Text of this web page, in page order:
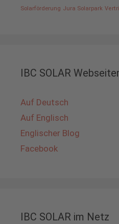
Solarförderung Jura Solarpark
IBC SOLAR
Auf Deutsch
Auf Englisch
Englischer Blog
Facebook
IBC SOLAR im Netz